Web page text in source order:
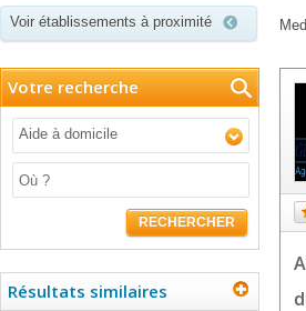
Voir établissements à proximité
Votre recherche
Aide à domicile
RECHERCHER
Résultats similaires